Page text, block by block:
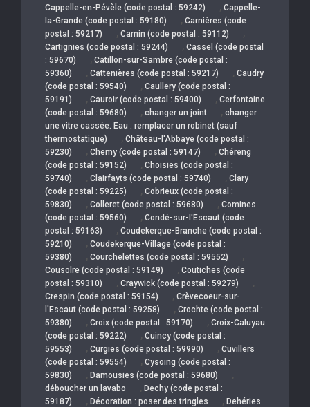
Cappelle-en-Pévèle (code postal : 59242) , Cappelle-
la-Grande (code postal : 59180)
, Carnières (code
postal : 59217)
, Carnin (code postal : 59112) ,
Cartignies (code postal : 59244) , Cassel (code postal
: 59670)
, Catillon-sur-Sambre (code postal :
59360)
, Cattenières (code postal : 59217) , Caudry
(code postal : 59540)
, Caullery (code postal :
59191)
, Cauroir (code postal : 59400) , Cerfontaine
(code postal : 59680)
, changer un joint , changer
une vitre cassée. Eau : remplacer un robinet (sauf
thermostatique)
, Château-l'Abbaye (code postal :
59230)
, Chemy (code postal : 59147) , Chéreng
(code postal : 59152)
, Choisies (code postal :
59740)
, Clairfayts (code postal : 59740) , Clary
(code postal : 59225)
, Cobrieux (code postal :
59830)
, Colleret (code postal : 59680) , Comines
(code postal : 59560)
, Condé-sur-l'Escaut (code
postal : 59163)
, Coudekerque-Branche (code postal :
59210)
, Coudekerque-Village (code postal :
59380)
, Courchelettes (code postal : 59552) ,
Cousolre (code postal : 59149) , Coutiches (code
postal : 59310)
, Craywick (code postal : 59279) ,
Crespin (code postal : 59154) , Crèvecoeur-sur-
l'Escaut (code postal : 59258)
, Crochte (code postal :
59380)
, Croix (code postal : 59170) , Croix-Caluyau
(code postal : 59222)
, Cuincy (code postal :
59553)
, Curgies (code postal : 59990) , Cuvillers
(code postal : 59554)
, Cysoing (code postal :
59830)
, Damousies (code postal : 59680) ,
déboucher un lavabo , Dechy (code postal :
59187)
, Décoration : poser des tringles , Dehéries